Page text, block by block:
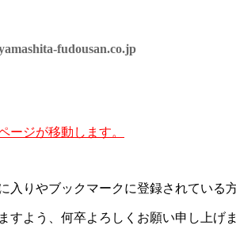
fudousan.co.jp
ージが移動します。
入りやブックマークに登録されてい
すよう、何卒よろしくお願い申し上げ